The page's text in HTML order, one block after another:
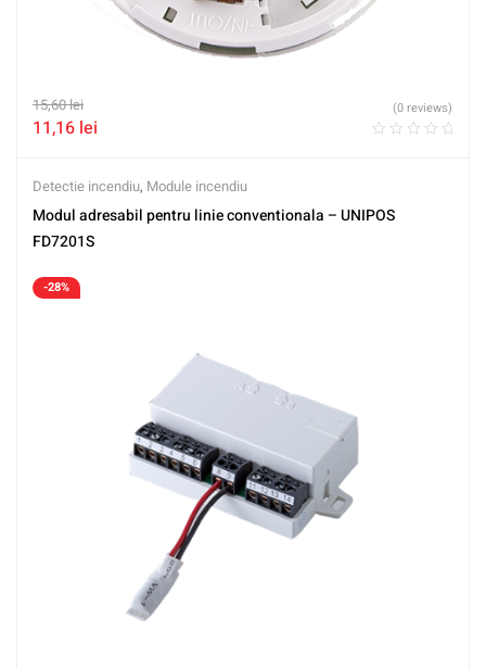
15,60lei
11,16 lei
(0 reviews)
Detectie incendiu, Module incendiu
Modul adresabil pentru linie conventionala – UNIPOS
FD7201S
-28%